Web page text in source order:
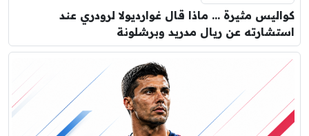
كواليس مثيرة … ماذا قال غوارديولا لرودري عند
استشارته عن ريال مدريد وبرشلونة